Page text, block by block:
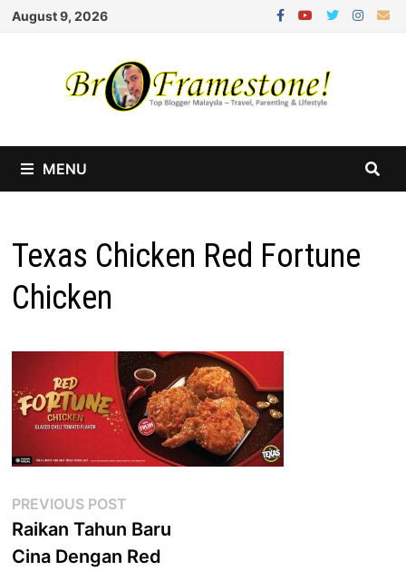
Skip
August 9, 2026
MENU
Texas Chicken Red Fortune
Chicken
Post
navigation
PREVIOUS POST
post:
Raikan Tahun Baru
Cina Dengan Red